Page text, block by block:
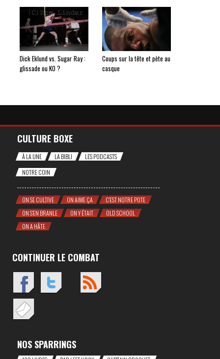
Dick Eklund vs. Sugar Ray :
glissade ou KO ?
Coups sur la tête et pète au
casque
CULTURE BOXE
À LA UNE LA BIBLI
LES PODCASTS
NOTRE COIN
ON SE CULTIVE ON AIME ÇA
C'EST NOTRE POTE
ON S'EN BRANLE
ON Y ÉTAIT
OLD SCHOOL
ON A HÂTE
CONTINUER LE COMBAT
NOS SPARRINGS